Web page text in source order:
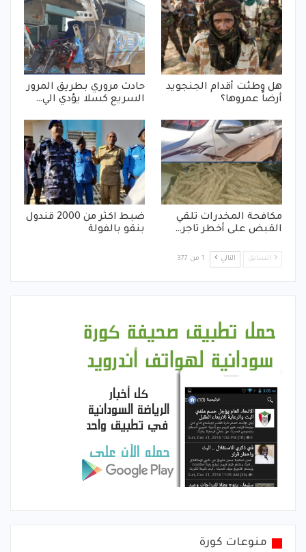
هل وطئت أقدام الجنجويد
أرضاً عمروها؟
حادث مروري بطريق المرور
السريع كسلا يؤدي الي…
مكافحة المخدرات تلقي
القبض على أخطر تاجر…
ضبط اكثر من 2000 قندول
بنقو بالفولة
السابق التالي 1 من 377
منوعات كورة